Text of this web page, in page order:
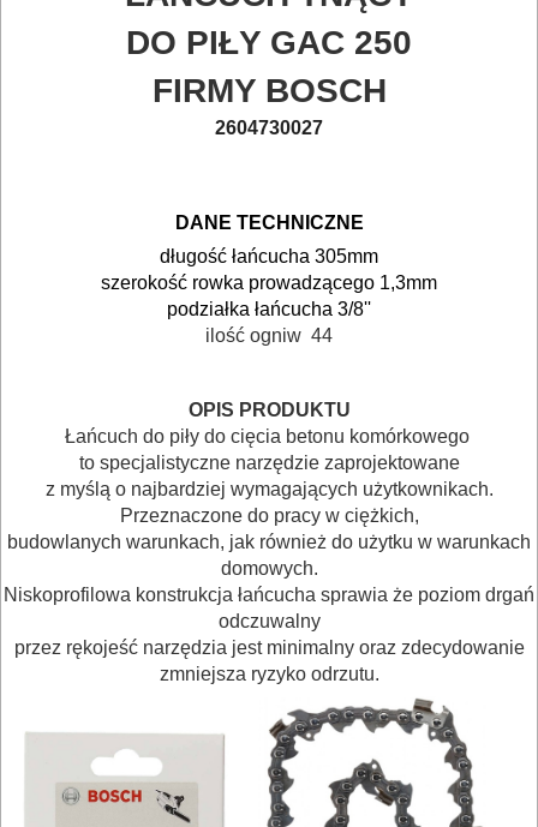
NARZĘDZIA
BUDOWLANE
MASZYNKI
URZĄDZENIA
NARZĘDZIA
BRUKARSKIE
OBRÓBKA
METALU
RĘCZNE
DO PIŁY GAC 250
FIRMY BOSCH
2604730027
DANE TECHNICZNE
długość łańcucha 305mm
szerokość rowka prowadzącego 1,3mm
podziałka łańcucha 3/8''
ilość ogniw 44
OPIS PRODUKTU
Łańcuch do piły do cięcia betonu komórkowego
to specjalistyczne narzędzie zaprojektowane
z myślą o najbardziej wymagających użytkownikach.
Przeznaczone do pracy w ciężkich,
budowlanych warunkach, jak również do użytku w warunkach
domowych.
Niskoprofilowa konstrukcja łańcucha sprawia że poziom drgań
odczuwalny
przez rękojeść narzędzia jest minimalny oraz zdecydowanie
zmniejsza ryzyko odrzutu.